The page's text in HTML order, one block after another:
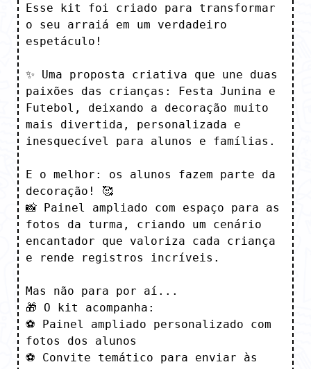
Esse kit foi criado para transformar
o seu arraiá em um verdadeiro
espetáculo!
✨ Uma proposta criativa que une duas
paixões das crianças: Festa Junina e
Futebol, deixando a decoração muito
mais divertida, personalizada e
inesquecível para alunos e famílias.
E o melhor: os alunos fazem parte da
decoração! 🥰
📸 Painel ampliado com espaço para as
fotos da turma, criando um cenário
encantador que valoriza cada criança
e rende registros incríveis.
Mas não para por aí...
🎁 O kit acompanha:
⚽ Painel ampliado personalizado com
fotos dos alunos
⚽ Convite temático para enviar às